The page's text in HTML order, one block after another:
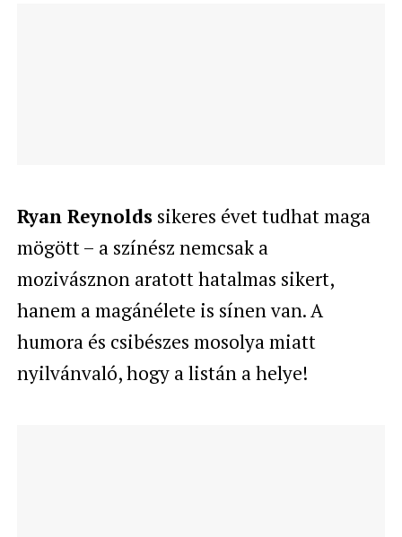
Ryan Reynoldssikeres évet tudhat maga
mögött – a színész nemcsak a
mozivásznon aratott hatalmas sikert,
hanem a magánélete is sínen van. A
humora és csibészes mosolya miatt
nyilvánvaló, hogy a listán a helye!